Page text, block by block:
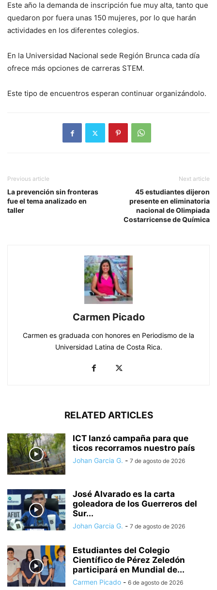
Este año la demanda de inscripción fue muy alta, tanto que
quedaron por fuera unas 150 mujeres, por lo que harán
actividades en los diferentes colegios.
En la Universidad Nacional sede Región Brunca cada día
ofrece más opciones de carreras STEM.
Este tipo de encuentros esperan continuar organizándolo.
Previous article
La prevención sin fronteras
fue el tema analizado en
taller
Next article
45 estudiantes dijeron
presente en eliminatoria
nacional de Olimpiada
Costarricense de Química
Carmen Picado
Carmen es graduada con honores en Periodismo de la
Universidad Latina de Costa Rica.
RELATED ARTICLES
ICT lanzó campaña para que
ticos recorramos nuestro país
Johan Garcia G. - 7 de agosto de 2026
José Alvarado es la carta
goleadora de los Guerreros del
Sur...
Johan Garcia G. - 7 de agosto de 2026
Estudiantes del Colegio
Científico de Pérez Zeledón
participará en Mundial de...
Carmen Picado - 6 de agosto de 2026